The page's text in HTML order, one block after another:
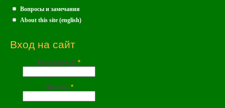
Вопросы и замечания
About this site (english)
Вход на сайт
Имя (почта) *
Пароль *